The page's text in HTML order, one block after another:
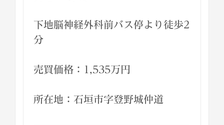
下地脳神経外科前バス停より徒歩2
分
売買価格：1,535万円
所在地：石垣市字登野城仲道